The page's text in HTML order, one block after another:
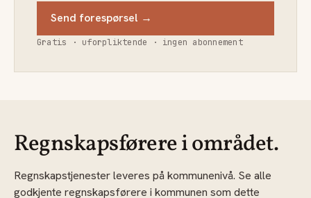
Send forespørsel →
Gratis · uforpliktende · ingen abonnement
Regnskapsførere i området.
Regnskapstjenester leveres på kommunenivå. Se alle
godkjente regnskapsførere i kommunen som dette